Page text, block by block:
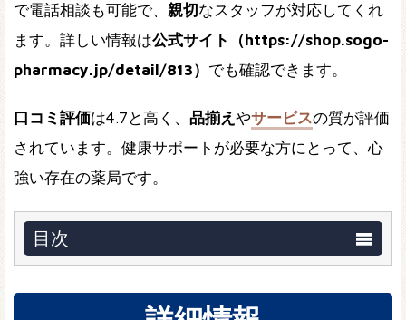
で電話相談も可能で、 親切 なスタッフが対応してくれ
ます。詳しい情報は公式サイト（https://shop.sogo-
pharmacy.jp/detail/813） でも確認できます。
口コミ評価は4.7と高く、 品揃え やサービスの質が評価
されています。健康サポートが必要な方にとって、心
強い存在の薬局です。
目次